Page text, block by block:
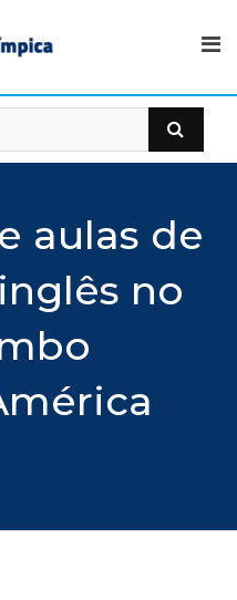
aulas de
no